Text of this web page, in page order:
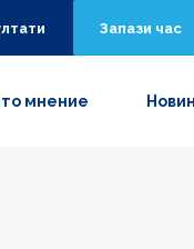
Запази час
мнение